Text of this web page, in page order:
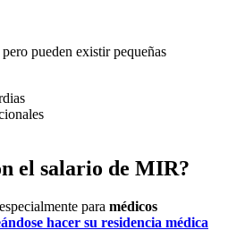
pueden existir pequeñas
el salario de MIR?
para médicos
hacer su residencia médica